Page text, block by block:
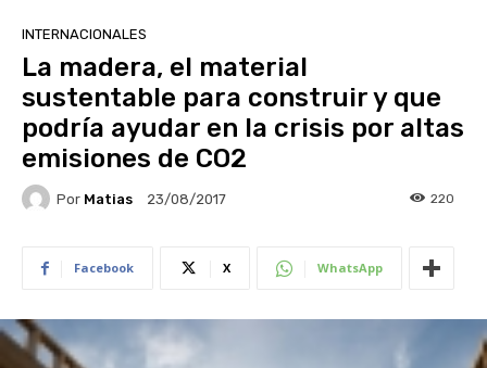
INTERNACIONALES
La madera, el material
sustentable para construir y que
podría ayudar en la crisis por altas
emisiones de CO2
Por Matias 23/08/2017 220
Facebook X WhatsApp